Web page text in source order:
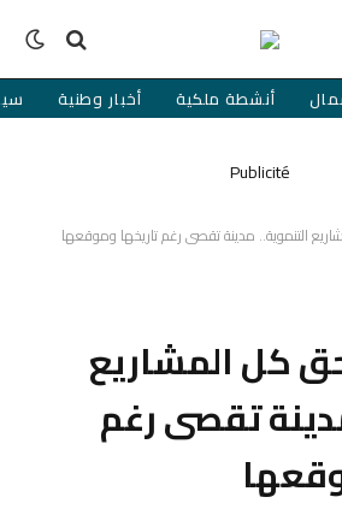
أنشطة ملكية أخبار وطنية
التنموية.. مدينة تقصى رغم تاريخها وموقعها
كل المشاريع
تقصى رغم